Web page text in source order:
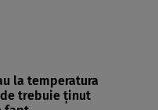
la temperatura
trebuie ținut